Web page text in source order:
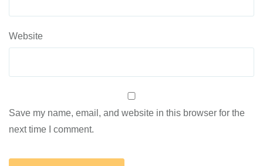
Website
Save my name, email, and website in this browser for the
next time I comment.